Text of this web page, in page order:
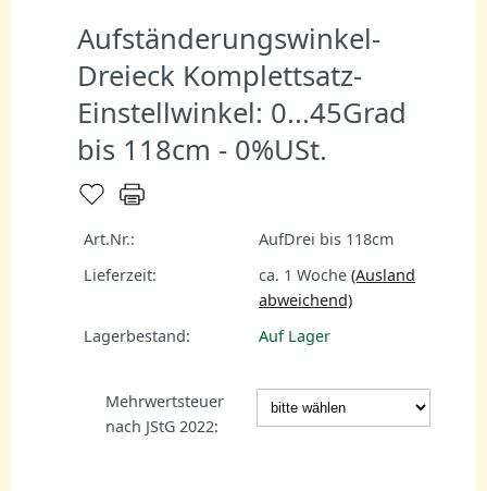
Aufständerungswinkel-
Dreieck Komplettsatz-
Einstellwinkel: 0...45Grad
bis 118cm - 0%USt.
Art.Nr.:
AufDrei bis 118cm
Lieferzeit:
ca. 1 Woche (Ausland
abweichend)
Lagerbestand:
Auf Lager
Mehrwertsteuer
nach JStG 2022: